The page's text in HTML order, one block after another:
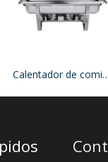
Calentador de comida tipo buffet